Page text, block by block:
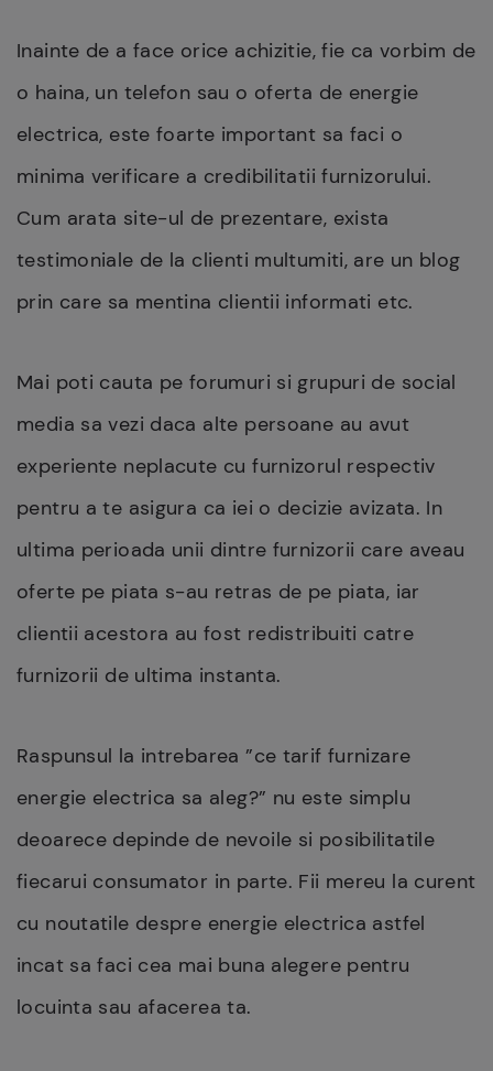
Inainte de a face orice achizitie, fie ca vorbim de
o haina, un telefon sau o oferta de energie
electrica, este foarte important sa faci o
minima verificare a credibilitatii furnizorului.
Cum arata site-ul de prezentare, exista
testimoniale de la clienti multumiti, are un blog
prin care sa mentina clientii informati etc.
Mai poti cauta pe forumuri si grupuri de social
media sa vezi daca alte persoane au avut
experiente neplacute cu furnizorul respectiv
pentru a te asigura ca iei o decizie avizata. In
ultima perioada unii dintre furnizorii care aveau
oferte pe piata s-au retras de pe piata, iar
clientii acestora au fost redistribuiti catre
furnizorii de ultima instanta.
Raspunsul la intrebarea ”ce tarif furnizare
energie electrica sa aleg?” nu este simplu
deoarece depinde de nevoile si posibilitatile
fiecarui consumator in parte. Fii mereu la curent
cu noutatile despre energie electrica astfel
incat sa faci cea mai buna alegere pentru
locuinta sau afacerea ta.